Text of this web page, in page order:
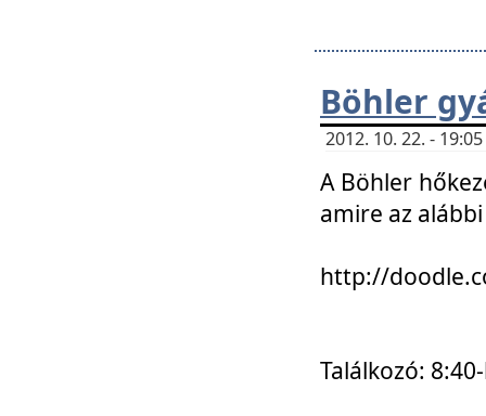
Böhler
2012. 10. 22. -
A Böhler
amire az
http://
Találkozó: